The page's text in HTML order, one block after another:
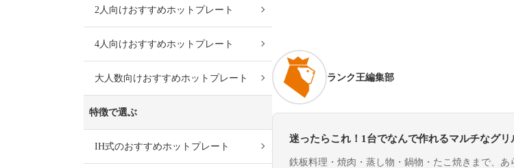
ランク王編集部
迷ったらこれ！1台でなんで作れるマルチなグリ
鉄板料理・焼肉・蒸し物・鍋物・たこ焼きまで、
2人向けおすすめホットプレート
4人向けおすすめホットプレート
大人数向けおすすめホットプレート
特徴で選ぶ
IH式のおすすめホットプレート